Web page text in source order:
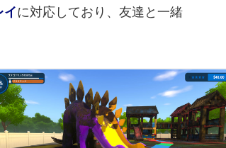
に対応しており、友達と一緒